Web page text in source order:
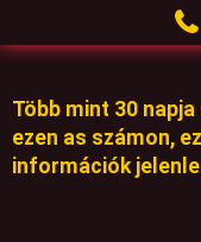
Több mint 30
ezen as számon,
információk